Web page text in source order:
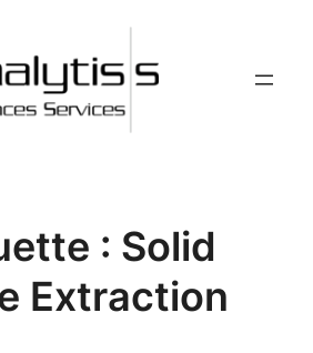
: Solid
Extraction